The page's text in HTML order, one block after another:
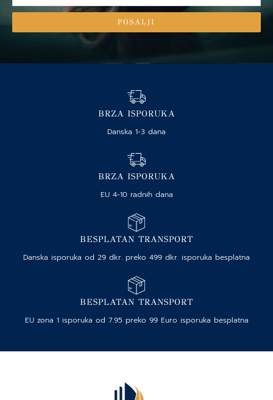
mail
POSALJI
BRZA ISPORUKA
Danska 1-3 dana
BRZA ISPORUKA
EU 4-10 radnih dana
BESPLATAN TRANSPORT
Danska isporuka od 29 dkr. preko 499 dkr. isporuka besplatna
BESPLATAN TRANSPORT
EU zona 1 isporuka od 7.95 preko 99 Euro isporuka besplatna